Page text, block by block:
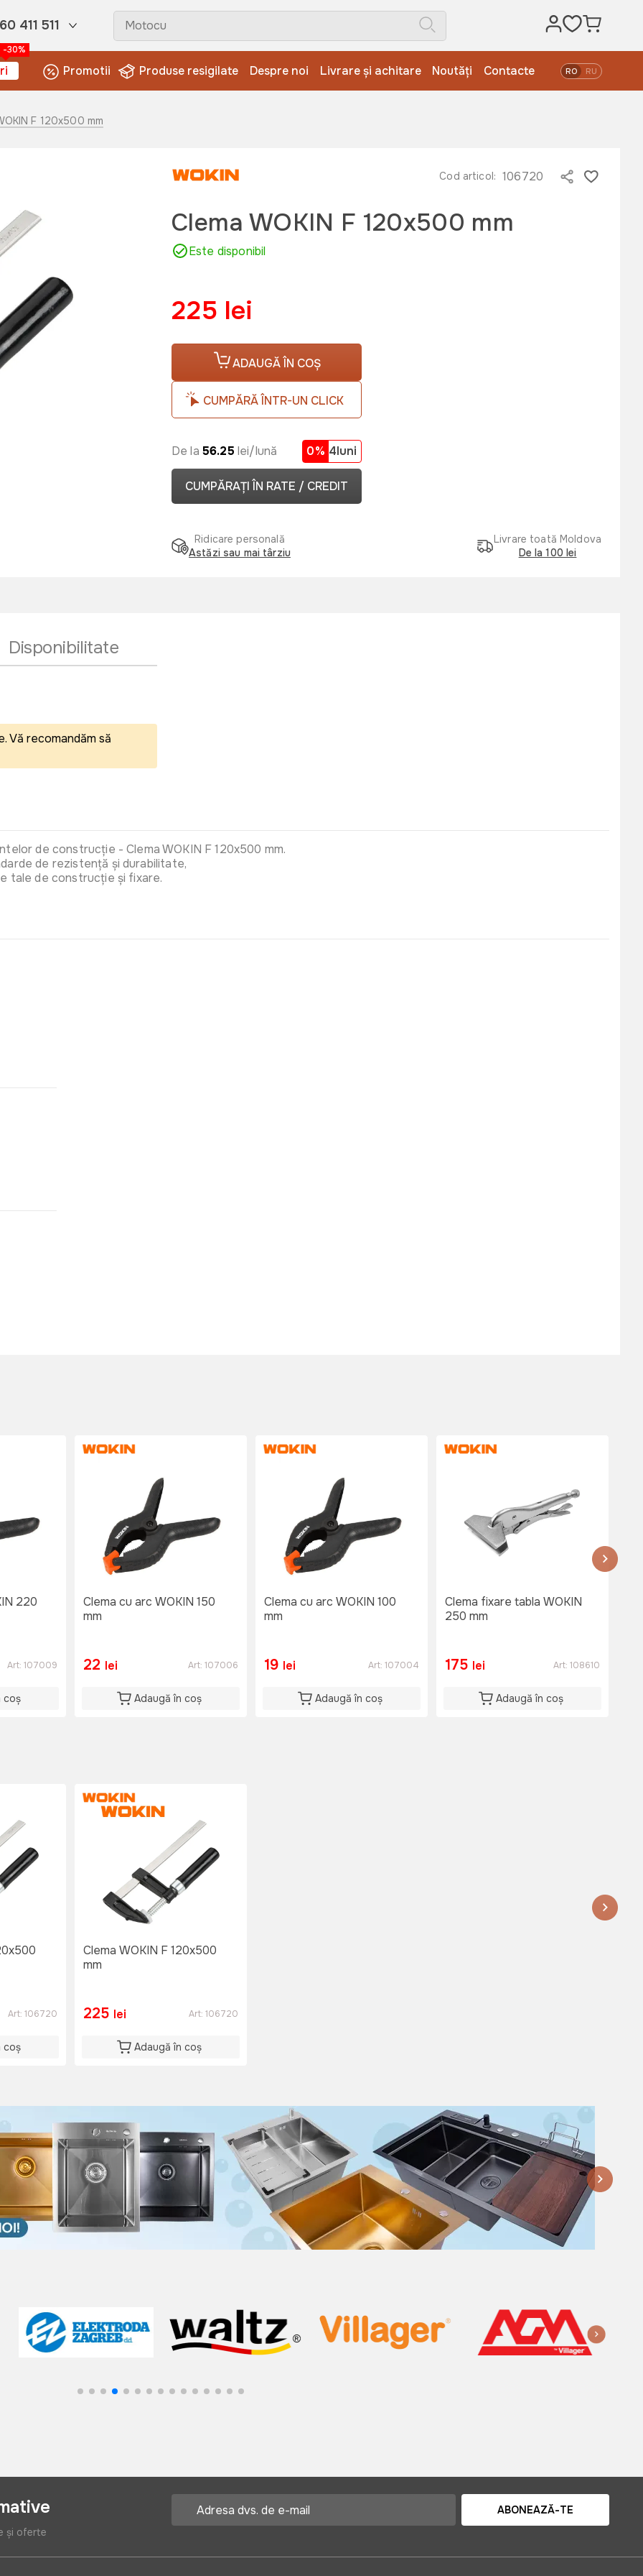
411 511
-30%
Promotii Produse resigilate Despre noi Livrare și achitare Noutăți Contacte RO RU
F 120x500 mm
Cod articol: 106720
Clema WOKIN F 120x500 mm
Este disponibil
225 lei
ADAUGĂ ÎN COȘ
CUMPĂRĂ ÎNTR-UN CLICK
De la 56.25 lei/lună 0% 4luni
CUMPĂRAȚI ÎN RATE / CREDIT
Ridicare personală
Astăzi sau mai târziu
Livrare toată Moldova
De la 100 lei
Disponibilitate
Vă recomandăm să
de construcție - Clema WOKIN F 120x500 mm.
de rezistență și durabilitate,
tale de construcție și fixare.
220
Art: 107009
coș
Clema cu arc WOKIN 150
mm
22 lei Art: 107006
Adaugă în coș
Clema cu arc WOKIN 100
mm
19 lei Art: 107004
Adaugă în coș
Clema fixare tabla WOKIN
250 mm
175 lei Art: 108610
Adaugă în coș
Art: 106720
coș
Clema WOKIN F 120x500
mm
225 lei Art: 106720
Adaugă în coș
și oferte
ABONEAZĂ-TE